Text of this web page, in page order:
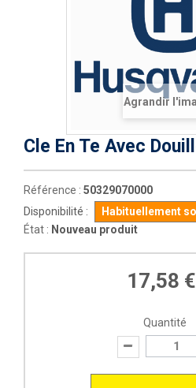
Agrandir
Cle En Te Avec
Référence : 50329070000
Disponibilité :
Habituellement
État : Nouveau produit
17,58 €
Quantité